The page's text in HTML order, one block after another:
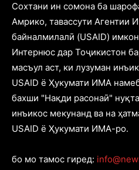
Cохтани ин сомона ба
Амрико, тавассути Агентии
байналмилалӣ (USAID)
Интернюс дар Тоҷикистон
масъул аст, ки лузуман
USAID ё Ҳукумати ИМА
бахши "Нақди расонаӣ"
инъикос мекунанд ва на
USAID ё Ҳукумати ИМА-ро.
бо мо тамос гиред: